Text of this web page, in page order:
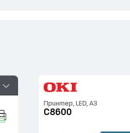
Принтер, LED, А3
C8600